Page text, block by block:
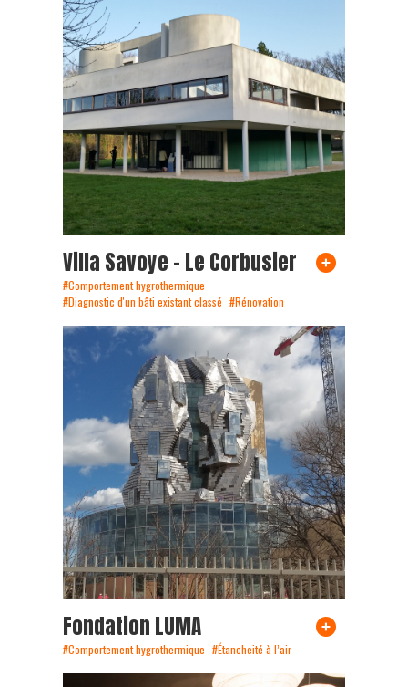
Villa Savoye – Le Corbusier
#Comportement hygrothermique
#Diagnostic d'un bâti existant classé #Rénovation
Fondation LUMA
#Comportement hygrothermique #Étancheité à l’air